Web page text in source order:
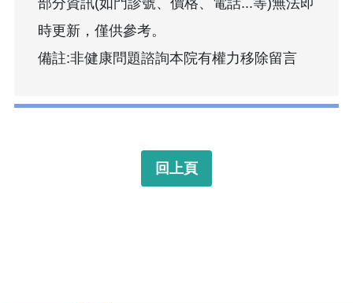
部分資訊(如門診號、價格、電話...等)無法即
時更新，僅供參考。
備註:非健康問題諮詢本院有權力移除留言
回上頁